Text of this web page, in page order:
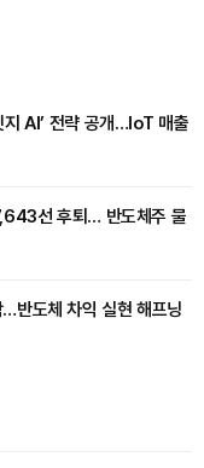
AI’ 전략 공개…IoT 매출
선 후퇴… 반도체주 물
반도체 차익 실현 해프닝